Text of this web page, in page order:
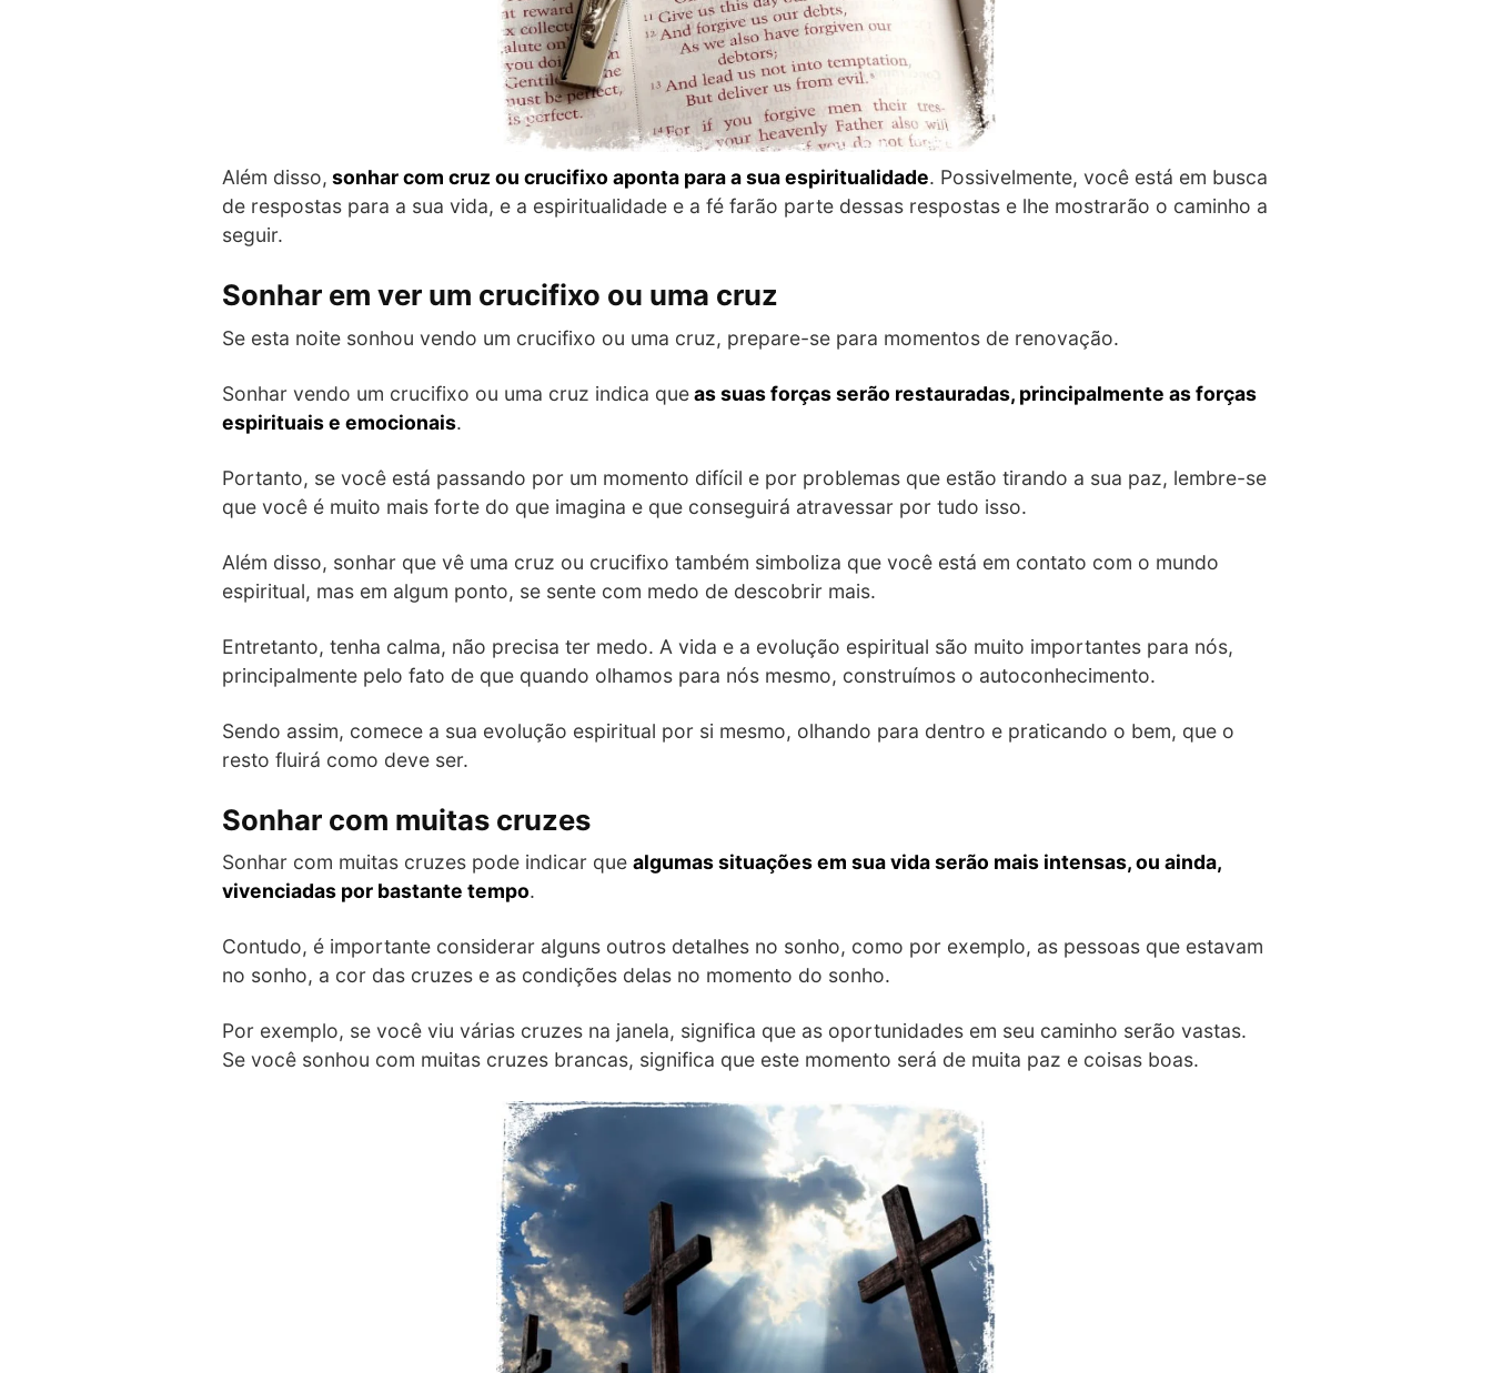
Além disso, sonhar com cruz ou crucifixo aponta para a sua espiritualidade. Possivelmente, você está em busca
de respostas para a sua vida, e a espiritualidade e a fé farão parte dessas respostas e lhe mostrarão o caminho a
seguir.
Sonhar em ver um crucifixo ou uma cruz
Se esta noite sonhou vendo um crucifixo ou uma cruz, prepare-se para momentos de renovação.
Sonhar vendo um crucifixo ou uma cruz indica queas suas forças serão restauradas, principalmente as forças
espirituais e emocionais.
Portanto, se você está passando por um momento difícil e por problemas que estão tirando a sua paz, lembre-se
que você é muito mais forte do que imagina e que conseguirá atravessar por tudo isso.
Além disso, sonhar que vê uma cruz ou crucifixo também simboliza que você está em contato com o mundo
espiritual, mas em algum ponto, se sente com medo de descobrir mais.
Entretanto, tenha calma, não precisa ter medo. A vida e a evolução espiritual são muito importantes para nós,
principalmente pelo fato de que quando olhamos para nós mesmo, construímos o autoconhecimento.
Sendo assim, comece a sua evolução espiritual por si mesmo, olhando para dentro e praticando o bem, que o
resto fluirá como deve ser.
Sonhar com muitas cruzes
Sonhar com muitas cruzes pode indicar que algumas situações em sua vida serão mais intensas, ou ainda,
vivenciadas por bastante tempo.
Contudo, é importante considerar alguns outros detalhes no sonho, como por exemplo, as pessoas que estavam
no sonho, a cor das cruzes e as condições delas no momento do sonho.
Por exemplo, se você viu várias cruzes na janela, significa que as oportunidades em seu caminho serão vastas.
Se você sonhou com muitas cruzes brancas, significa que este momento será de muita paz e coisas boas.